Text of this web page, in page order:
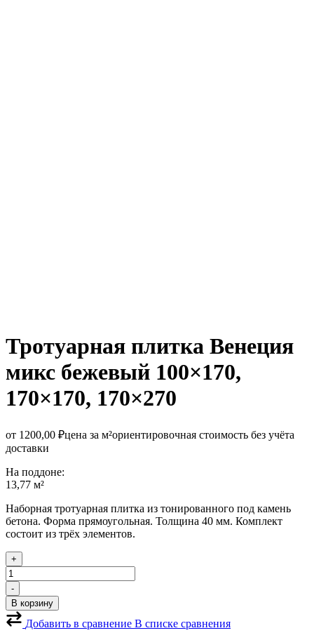
Тротуарная плитка Венеция
микс бежевый 100×170,
170×170, 170×270
от 1200,00 ₽цена за м²ориентировочная стоимость без учёта
доставки
На поддоне:
13,77 м²
Наборная тротуарная плитка из тонированного под камень
бетона. Форма прямоугольная. Толщина 40 мм. Комплект
состоит из трёх элементов.
+
Количество
товара
Тротуарная
плитка
Венеция
-
В корзину
Добавить в сравнение В списке сравнения